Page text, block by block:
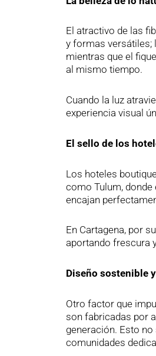
El atractivo de las
y formas versátiles;
mientras que el
al mismo tiempo.
Cuando la luz
experiencia visual
El sello de los
Los hoteles
como Tulum,
encajan
En Cartagena, por
aportando frescura
Diseño sostenible
Otro factor que
son fabricadas por
generación. Esto
comunidades